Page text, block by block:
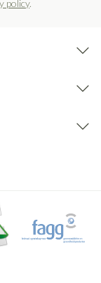
policy.